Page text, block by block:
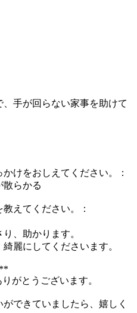
手が回らない家事を助けて
けをおしえてください。：
散らかる
えてください。：
、助かります。
麗にしてくださいます。
がとうございます。
できていましたら、嬉しく